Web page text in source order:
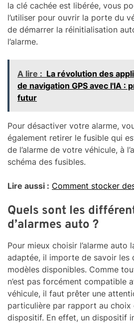
la clé cachée est libérée, vous
l’utiliser pour ouvrir la porte du
de démarrer la réinitialisation
l’alarme.
A lire : La révolution des
de navigation GPS avec l'IA :
futur
Pour désactiver votre alarme,
également retirer le fusible qui
de l’alarme de votre véhicule, à
schéma des fusibles.
Lire aussi : Comment stocker
Quels sont les
d’alarmes auto ?
Pour mieux choisir l’alarme auto
adaptée, il importe de savoir les
modèles disponibles. Comme
n’est pas forcément compatible
véhicule, il faut prêter une
particulière par rapport au choix
dispositif. En effet, un dispositif